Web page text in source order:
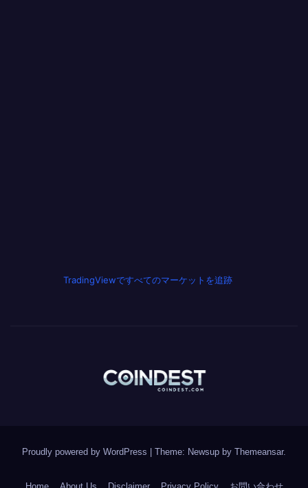
TradingViewですべてのマーケットを追跡
Proudly powered by WordPress Theme: Newsup by Themeansar.